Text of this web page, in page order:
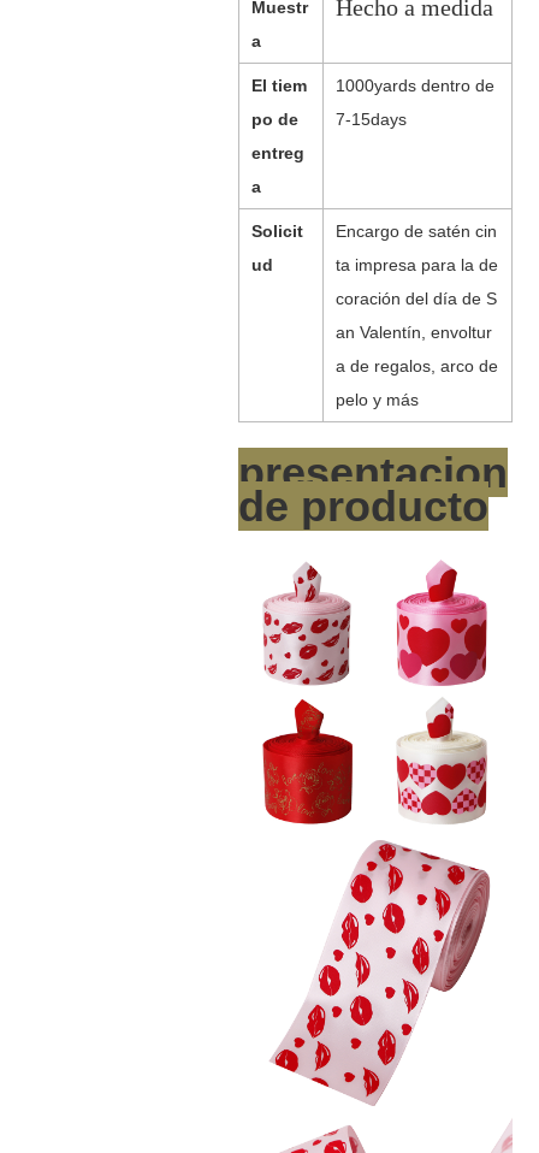
Muestr
a
Hecho a medida
El tiem
po de
entreg
a
1000yards dentro de
7-15days
Solicit
ud
Encargo de satén cin
ta impresa para la de
coración del día de S
an Valentín, envoltur
a de regalos, arco de
pelo y más
presentacion
de producto